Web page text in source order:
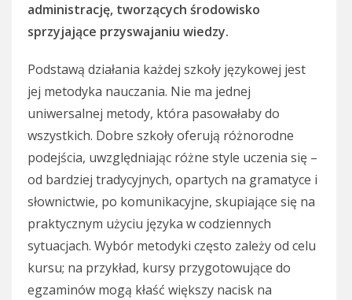
administrację, tworzących środowisko
sprzyjające przyswajaniu wiedzy.
Podstawą działania każdej szkoły językowej jest
jej metodyka nauczania. Nie ma jednej
uniwersalnej metody, która pasowałaby do
wszystkich. Dobre szkoły oferują różnorodne
podejścia, uwzględniając różne style uczenia się –
od bardziej tradycyjnych, opartych na gramatyce i
słownictwie, po komunikacyjne, skupiające się na
praktycznym użyciu języka w codziennych
sytuacjach. Wybór metodyki często zależy od celu
kursu; na przykład, kursy przygotowujące do
egzaminów mogą kłaść większy nacisk na